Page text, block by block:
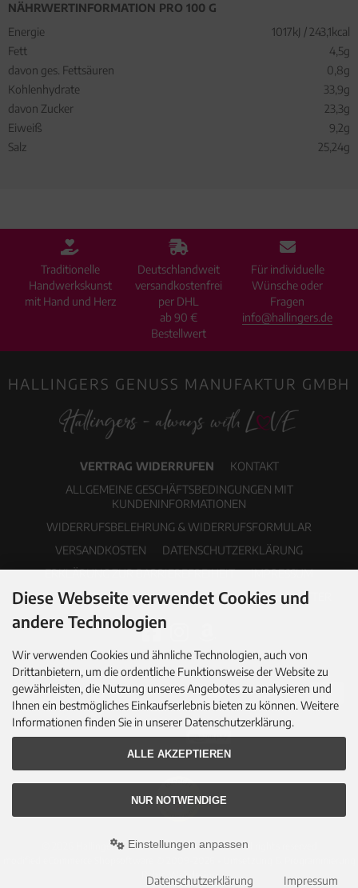
NÄHRWERTINFORMATION PRO 100 G
Energie
1017kJ / 243,1kcal
Fett
4,5g
davon ges. Fettsäuren
0,8g
Kohlenhydrate
33,9g
davon Zucker
23,3g
Eiweiß
9,2g
Salz
25,24g
Traditionelle
Handwerkskunst
mit Hand und Herz
Deutschlandweit
versandkostenfrei
per DHL
ab 90 €
Bestellwert
Für individuelle
Wünsche oder
Fragen
info@hallingers.de
HALLINGERS GENUSS MANUFAKTUR GMBH
VERTRAG WIDERRUFEN
KONTAKT
ALLGEMEINE GESCHÄFTSBEDINGUNGEN MIT
KUNDENINFORMATIONEN
WIDERRUFSBELEHRUNG & WIDERRUFSFORMULAR
VERSANDKOSTEN
DATENSCHUTZERKLÄRUNG
ERKLÄRUNG ZUR BARRIEREFREIHEIT
IMPRESSUM
COOKIE EINSTELLUNGEN
PDF-KATALOG NEWSLETTER
© 2026 Hallingers Genuss Manufaktur GmbH • All rights reserved
Rehm Webdesign
Diese Webseite verwendet Cookies und
andere Technologien
Wir verwenden Cookies und ähnliche Technologien, auch von
Drittanbietern, um die ordentliche Funktionsweise der Website zu
gewährleisten, die Nutzung unseres Angebotes zu analysieren und
Ihnen ein bestmögliches Einkaufserlebnis bieten zu können. Weitere
Informationen finden Sie in unserer Datenschutzerklärung.
ALLE AKZEPTIEREN
NUR NOTWENDIGE
Einstellungen anpassen
Datenschutzerklärung Impressum